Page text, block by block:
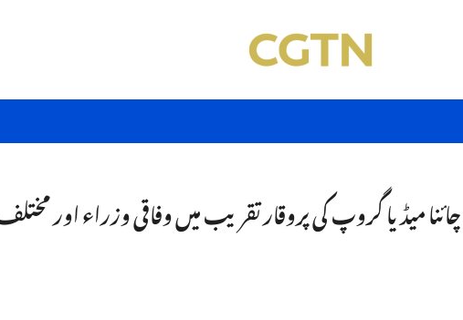
میڈیا گروپ کی پروقار تقریب میں وفاقی وزراء اور